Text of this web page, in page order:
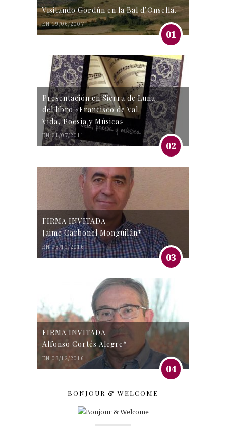
Visitando Gordún en la Bal d’Onsella.
EN 19/06/2007
01
Presentación en Sierra de Luna
del libro «Francisco de Val.
Vida, Poesía y Música»
EN 31/07/2011
02
FIRMA INVITADA
Jaime Carbonel Monguilán*
EN 05/11/2016
03
FIRMA INVITADA
Alfonso Cortés Alegre*
EN 03/12/2016
04
BONJOUR & WELCOME